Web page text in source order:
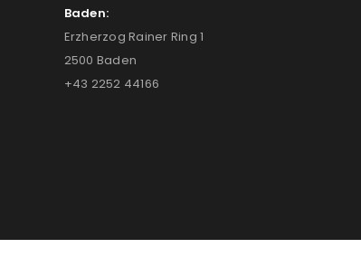
Baden:
Erzherzog Rainer Ring 1
2500 Baden
+43 2252 44166